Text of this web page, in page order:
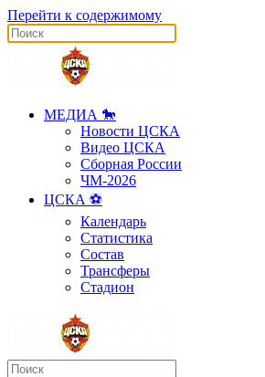
Перейти к содержимому
МЕДИА 🐎
Новости ЦСКА
Видео ЦСКА
Сборная России
ЧМ-2026
ЦСКА ⚽️
Календарь
Статистика
Состав
Трансферы
Стадион